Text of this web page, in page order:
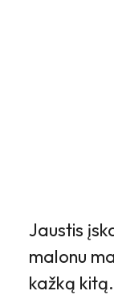
Jaustis
malonu
kažką